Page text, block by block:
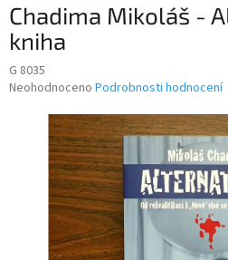
Chadima Mikoláš -
kniha
G 8035
Průměrné
produktu
hvězdiček.
Neohodnoceno Podrobnosti hodnocení